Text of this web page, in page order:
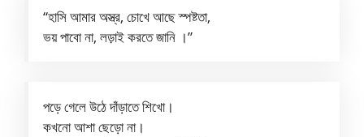
“হাসি আমার অস্ত্র, চোখে আছে স্পষ্টতা,
ভয় পাবো না, লড়াই করতে জানি ।”
পড়ে গেলে উঠে দাঁড়াতে শিখো।
কখনো আশা ছেড়ো না।